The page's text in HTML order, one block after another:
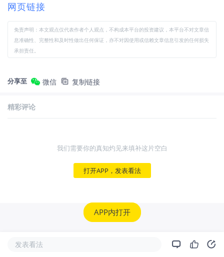
网页链接
免责声明：本文观点仅代表作者个人观点，不构成本平台的投资建议，本平台不对文章信
息准确性、完整性和及时性做出任何保证，亦不对因使用或信赖文章信息引发的任何损失
承担责任。
分享至 微信 复制链接
精彩评论
我们需要你的真知灼见来填补这片空白
打开APP，发表看法
APP内打开
发表看法